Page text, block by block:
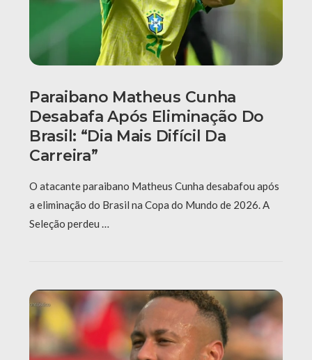
Paraibano Matheus Cunha
Desabafa Após Eliminação Do
Brasil: “Dia Mais Difícil Da
Carreira”
O atacante paraibano Matheus Cunha desabafou após
a eliminação do Brasil na Copa do Mundo de 2026. A
Seleção perdeu …